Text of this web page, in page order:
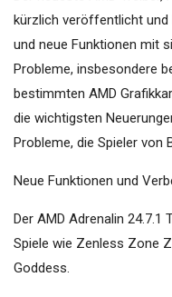
kürzlich veröffentlicht und
und neue Funktionen mit
Probleme, insbesondere
bestimmten AMD
die wichtigsten
Probleme, die Spieler von
Neue Funktionen und
Der AMD Adrenalin
Spiele wie Zenless Zone
Goddess.